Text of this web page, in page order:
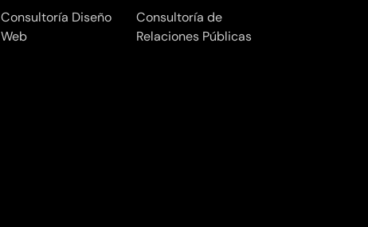
Consultoría Diseño
Web
Consultoría de
Relaciones Públicas